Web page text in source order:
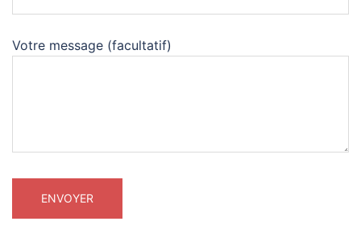
Votre message (facultatif)